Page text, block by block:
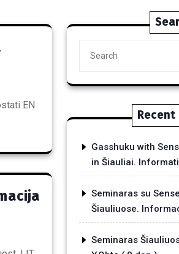
EN
Gasshuku with
in Šiauliai.
Seminaras su
Šiauliuose.
Seminaras